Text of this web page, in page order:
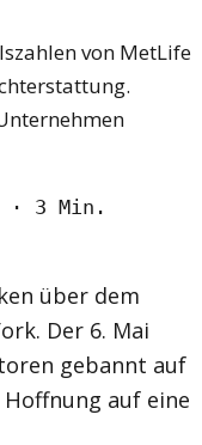
von MetLife
· 3 Min.
über dem
Der 6. Mai
gebannt auf
auf eine